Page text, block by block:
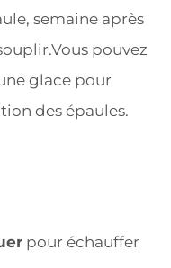
semaine après
pouvez
glace pour
des épaules.
pour échauffer